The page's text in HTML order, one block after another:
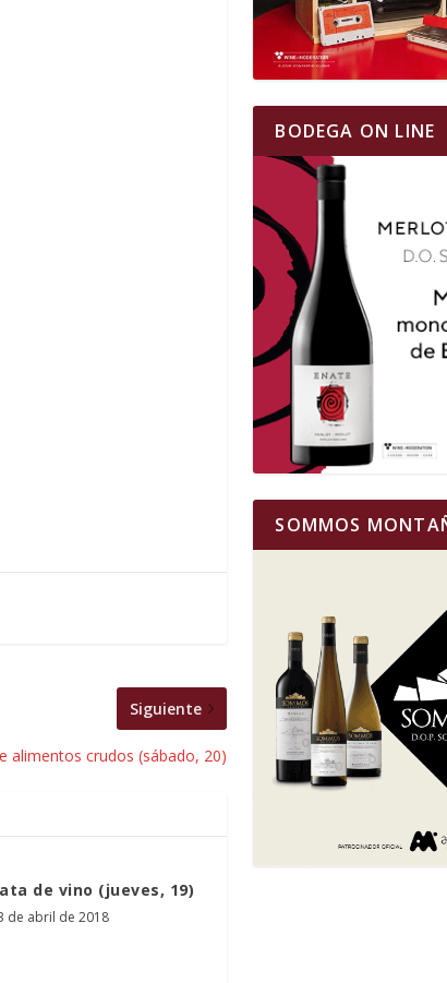
Siguiente
alimentos crudos (sábado, 20)
de vino (jueves, 19)
de abril de 2018
BODEGA ON LINE
SOMMOS